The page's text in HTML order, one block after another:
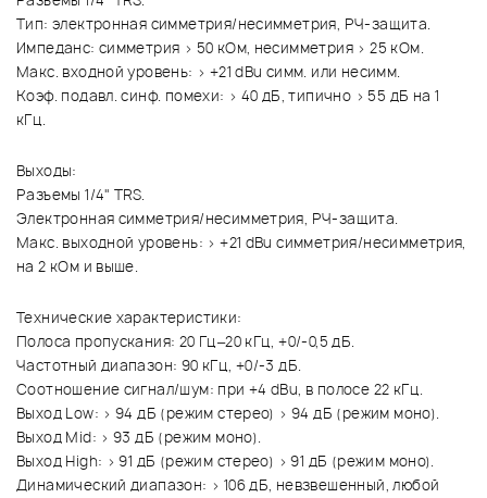
Тип: электронная симметрия/несимметрия, РЧ-защита.
Импеданс: симметрия > 50 кОм, несимметрия > 25 кОм.
Макс. входной уровень: > +21 dBu симм. или несимм.
Коэф. подавл. синф. помехи: > 40 дБ, типично > 55 дБ на 1
кГц.
Выходы:
Разъемы 1/4" TRS.
Электронная симметрия/несимметрия, РЧ-защита.
Макс. выходной уровень: > +21 dBu симметрия/несимметрия,
на 2 кОм и выше.
Технические характеристики:
Полоса пропускания: 20 Гц–20 кГц, +0/-0,5 дБ.
Частотный диапазон: 90 кГц, +0/-3 дБ.
Соотношение сигнал/шум: при +4 dBu, в полосе 22 кГц.
Выход Low: > 94 дБ (режим стерео) > 94 дБ (режим моно).
Выход Mid: > 93 дБ (режим моно).
Выход High: > 91 дБ (режим стерео) > 91 дБ (режим моно).
Динамический диапазон: > 106 дБ, невзвешенный, любой